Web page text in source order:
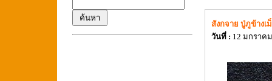
สังกจาย ปู่ภูข้างเ
วันที่ : 12 มกราค